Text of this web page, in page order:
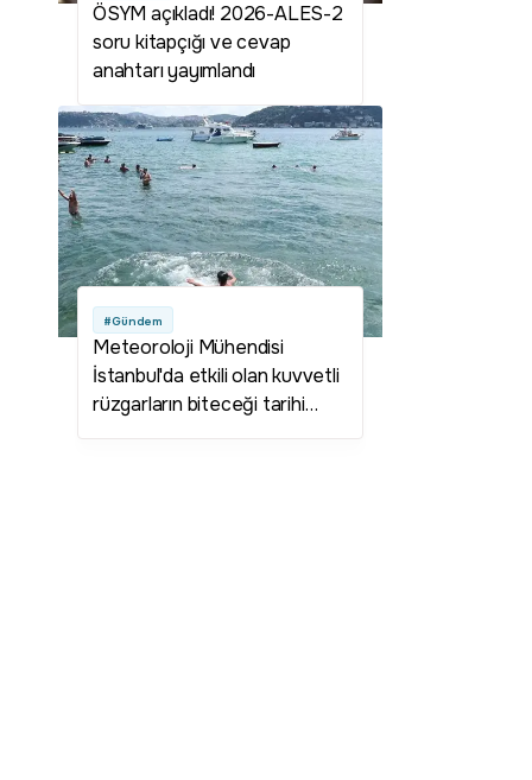
ÖSYM açıkladı! 2026-ALES-2
soru kitapçığı ve cevap
anahtarı yayımlandı
#Gündem
Meteoroloji Mühendisi
İstanbul'da etkili olan kuvvetli
rüzgarların biteceği tarihi